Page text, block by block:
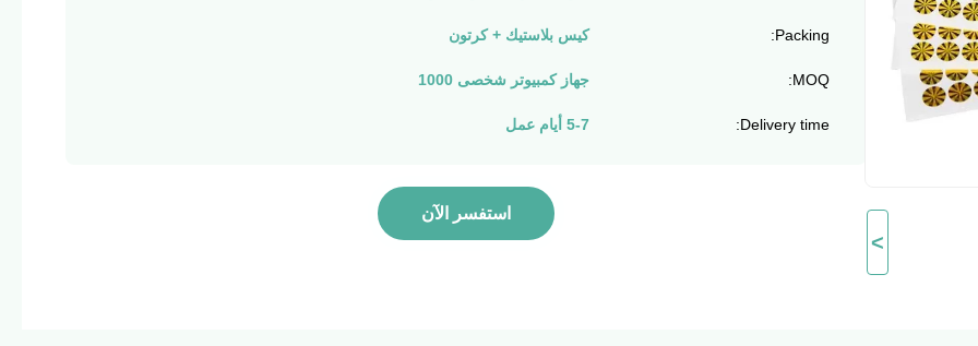
>
Packing: كيس بلاستيك + كرتون
MOQ: جهاز كمبيوتر شخصى 1000
Delivery time: 5-7 أيام عمل
استفسر الآن